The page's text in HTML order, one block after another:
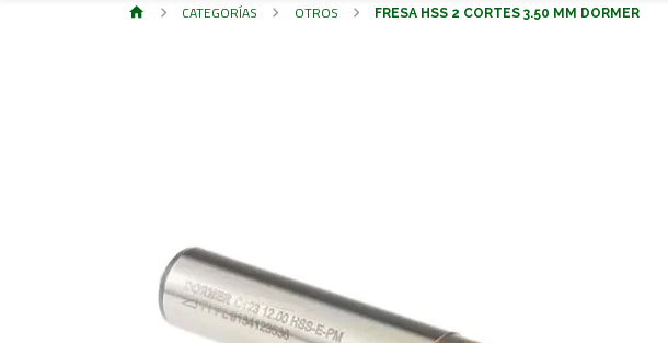
CATEGORÍAS OTROS FRESA HSS 2 CORTES 3.50 MM DORMER